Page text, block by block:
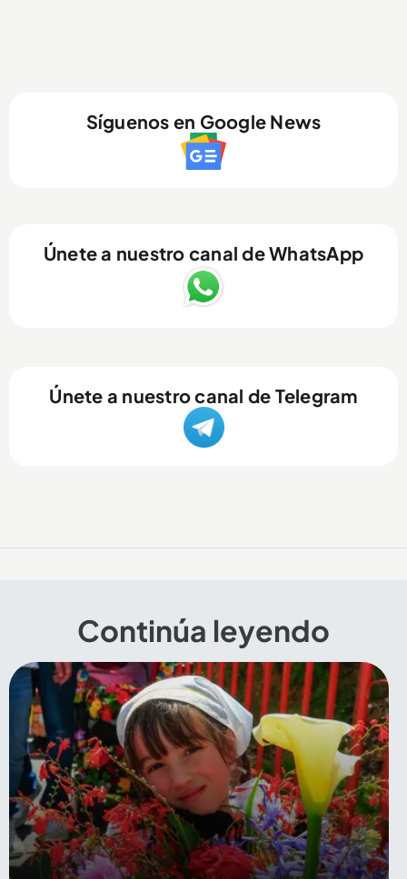
Síguenos en Google News
Únete a nuestro canal de WhatsApp
Únete a nuestro canal de Telegram
Continúa leyendo